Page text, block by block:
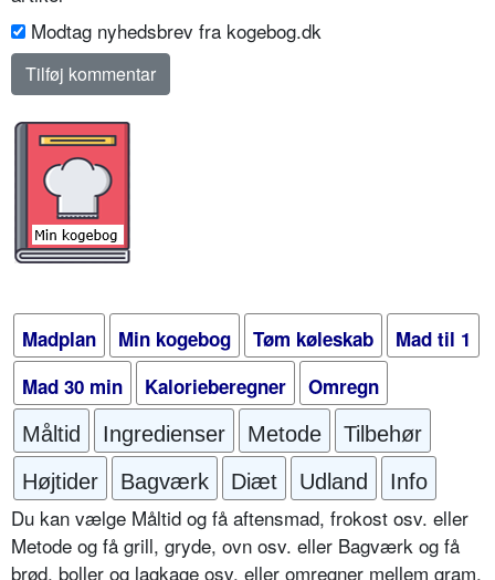
Modtag nyhedsbrev fra kogebog.dk
Madplan Min kogebog Tøm køleskab
Mad til 1
Mad 30 min
Kalorieberegner Omregn
Måltid Ingredienser Metode
Tilbehør
Højtider
Bagværk Diæt Udland Info
Du kan vælge Måltid og få aftensmad, frokost osv. eller
Metode og få grill, gryde, ovn osv. eller Bagværk og få
brød, boller og lagkage osv. eller omregner mellem gram,